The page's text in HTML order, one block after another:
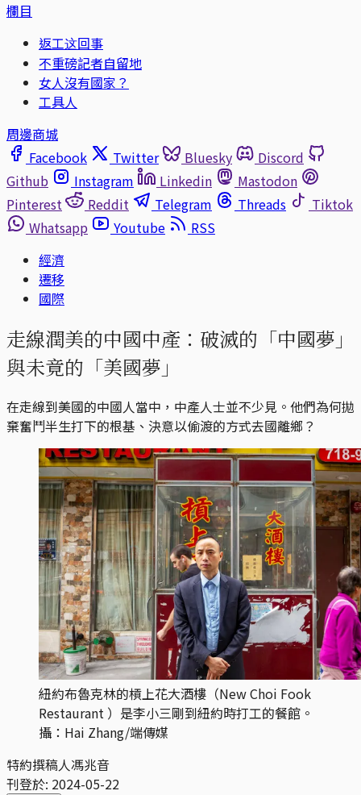
欄目
返工这回事
不重磅記者自留地
女人沒有國家？
工具人
周邊商城
Facebook
Twitter Bluesky
Discord
Github
Instagram Linkedin
Mastodon
Pinterest
Reddit Telegram Threads
Tiktok
Whatsapp
Youtube
RSS
經濟
遷移
國際
走線潤美的中國中產：破滅的「中國夢」
與未竟的「美國夢」
在走線到美國的中國人當中，中產人士並不少見。他們為何拋
棄奮鬥半生打下的根基、決意以偷渡的方式去國離鄉？
紐約布魯克林的槓上花大酒樓（New Choi Fook
Restaurant ）是李小三剛到紐約時打工的餐館。
攝：Hai Zhang/端傳媒
特約撰稿人馮兆音
刊登於: 2024-05-22